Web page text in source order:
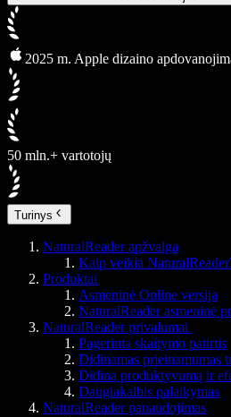
2025 m. Apple dizaino
50 mln.+ vartotojų
Turinys
NaturalReader apžvalga
Kaip veikia
Produktai
Asmeninė Online versija
NaturalReader asmeninė
NaturalReader privalumai
Pagerinta skaitymo patirtis
Didinamas prieinamumas
Didina produktyvumą ir
Daugiakalbis palaikymas
NaturalReader panaudojimas